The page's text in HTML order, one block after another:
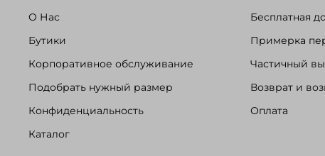
О Нас
Бутики
Корпоративное обслуживание
Подобрать нужный размер
Конфиденциальность
Каталог
Бесплатная
Примерка
Частичный
Возврат и
Оплата